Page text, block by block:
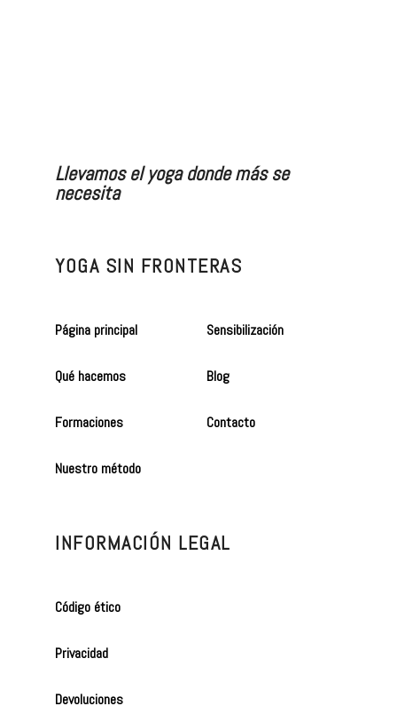
Llevamos el yoga donde más se
necesita
YOGA SIN FRONTERAS
Página principal
Qué hacemos
Formaciones
Nuestro método
Sensibilización
Blog
Contacto
INFORMACIÓN LEGAL
Código ético
Privacidad
Devoluciones